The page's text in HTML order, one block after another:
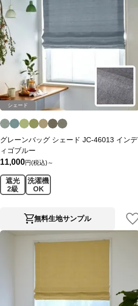
シェード
グレーンバッグ シェード JC-46013 インデ
ィゴブルー
11,000円(税込)～
遮光
2級
洗濯機
OK
無料生地サンプル